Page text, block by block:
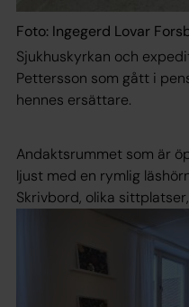
Foto: Ingegerd Lovar
Sjukhuskyrkan och
Pettersson som gått i
hennes ersättare.
Andaktsrummet som är
ljust med en rymlig
Skrivbord, olika